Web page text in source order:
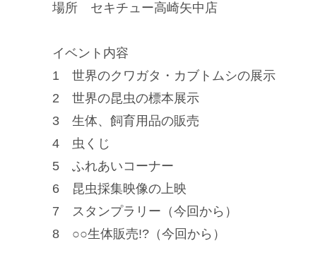
場所 セキチュー高崎矢中店
イベント内容
1 世界のクワガタ・カブトムシの展示
2 世界の昆虫の標本展示
3 生体、飼育用品の販売
4 虫くじ
5 ふれあいコーナー
6 昆虫採集映像の上映
7 スタンプラリー（今回から）
8 ○○生体販売!?（今回から）